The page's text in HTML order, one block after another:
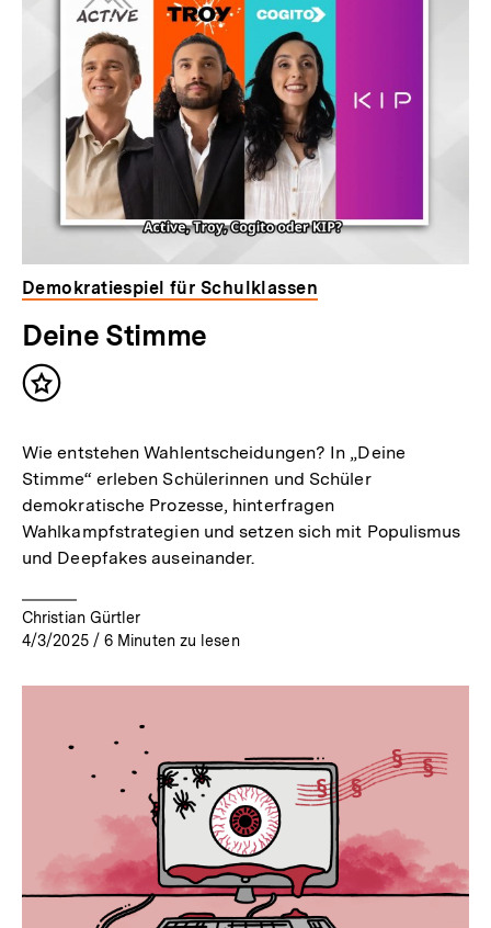
Demokratiespiel für Schulklassen
Deine Stimme
Inhalt
Wie entstehen Wahlentscheidungen? In „Deine
Stimme“ erleben Schülerinnen und Schüler
demokratische Prozesse, hinterfragen
Wahlkampfstrategien und setzen sich mit Populismus
und Deepfakes auseinander.
Christian Gürtler
4/3/2025 / 6 Minuten zu lesen